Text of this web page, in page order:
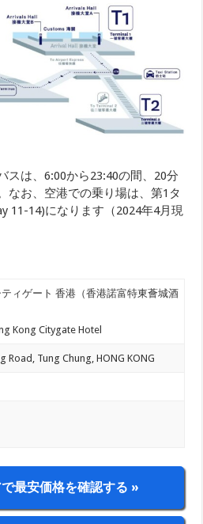
スは、6:00から23:40の間、20分
なお、空港での乗り場は、第1タ
11-14)になります（2024年4月現
ティゲート 香港（香港諾富特東薈城酒
Kong Citygate Hotel
Road, Tung Chung, HONG KONG
最安価格を確認する »